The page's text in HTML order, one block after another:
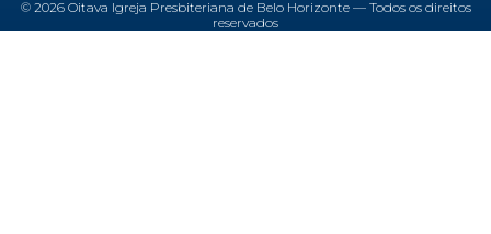
© 2026Oitava Igreja Presbiteriana de Belo Horizonte — Todos os direitos
reservados